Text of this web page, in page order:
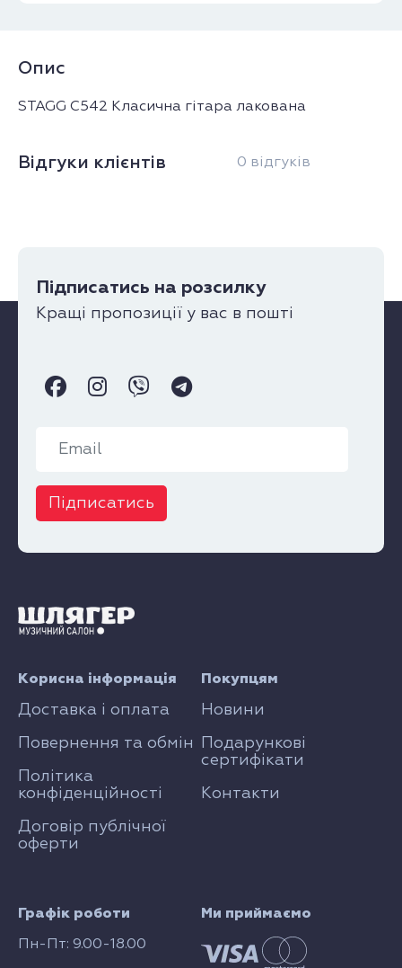
Опис
STAGG C542 Класична гітара лакована
Відгуки клієнтів 0 відгуків
Підписатись на розсилку
Кращі пропозиції у вас в пошті
Підписатись
Графік роботи
Пн-Пт: 9.00-18.00
Покупцям
Новини
Подарункові
сертифікати
Контакти
Корисна інформація
Доставка і оплата
Повернення та обмін
Політика
конфіденційності
Договір публічної
оферти
Ми приймаємо